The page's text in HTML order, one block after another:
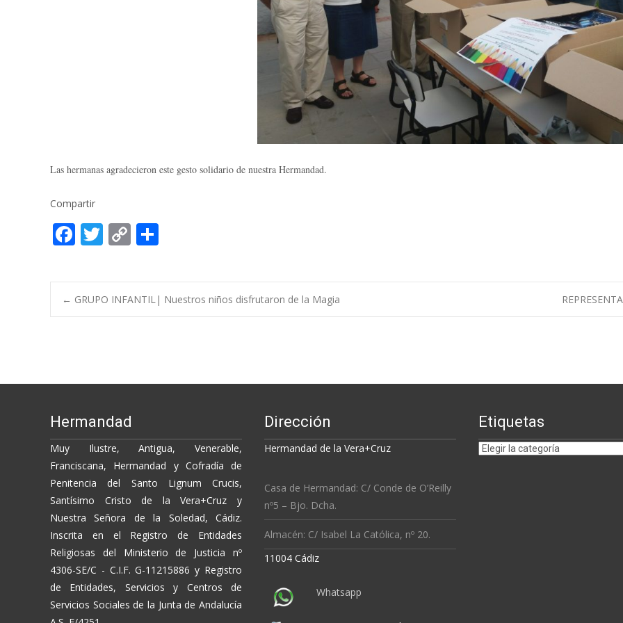
Las hermanas agradecieron este gesto solidario de nuestra Hermandad.
Compartir
F
ac
e
b
o
T
w
itt
er
C
o
p
y
Li
m
p
ar
Post
← GRUPO INFANTIL| Nuestros niños disfrutaron de la Magia
Hermandad
Muy Ilustre, Antigua, Venerable,
Franciscana, Hermandad y Cofradía de
Penitencia del Santo Lignum Crucis,
Santísimo Cristo de la Vera+Cruz y
Nuestra Señora de la Soledad, Cádiz.
Inscrita en el Registro de Entidades
Religiosas del Ministerio de Justicia nº
4306-SE/C - C.I.F. G-11215886 y Registro
de Entidades, Servicios y Centros de
Servicios Sociales de la Junta de Andalucía
Dirección
Hermandad de la Vera+Cruz
Casa de Hermandad: C/ Conde de O’Reilly
nº5 – Bjo. Dcha.
Almacén: C/ Isabel La Católica, nº 20.
11004 Cádiz
Whatsapp
Etiquetas
Etiquetas